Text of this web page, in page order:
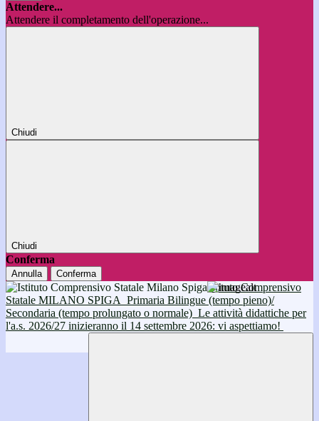
Attendere...
Attendere il completamento dell'operazione...
Chiudi
Chiudi
Conferma
Annulla Conferma
Istituto Comprensivo
Statale MILANO SPIGA Primaria Bilingue (tempo pieno)/
Secondaria (tempo prolungato o normale) Le attività didattiche per
l'a.s. 2026/27 inizieranno il 14 settembre 2026: vi aspettiamo!